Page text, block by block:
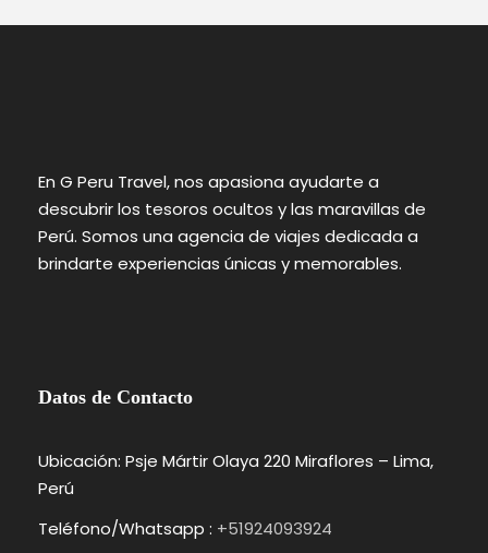
En G Peru Travel, nos apasiona ayudarte a
descubrir los tesoros ocultos y las maravillas de
Perú. Somos una agencia de viajes dedicada a
brindarte experiencias únicas y memorables.
Datos de Contacto
Ubicación: Psje Mártir Olaya 220 Miraflores – Lima,
Perú
Teléfono/Whatsapp : +51924093924